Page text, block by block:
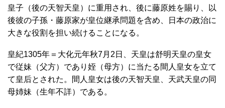
皇子（後の天智天皇）に重用され、後に藤原姓を賜り、以
後彼の子孫・藤原家が皇位継承問題を含め、日本の政治に
大きな役割を担い続けることになる。
皇紀1305年＝大化元年秋7月2日、天皇は舒明天皇の皇女
で従妹（父方）であり姪（母方）に当たる間人皇女を立て
て皇后とされた。間人皇女は後の天智天皇、天武天皇の同
母姉妹（生年不詳）である。